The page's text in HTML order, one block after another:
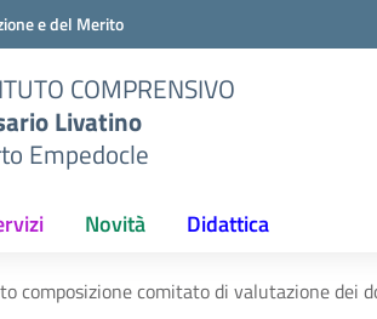
e del Merito
COMPRENSIVO
Livatino
Empedocle
Novità Didattica
composizione comitato di valutazione